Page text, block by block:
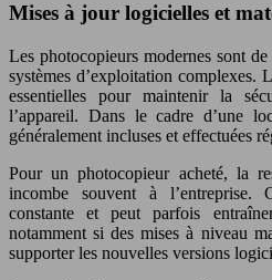
Mises à jour logicielles et
Les photocopieurs modernes sont
systèmes d’exploitation complexes.
essentielles pour maintenir la
l’appareil. Dans le cadre d’une
généralement incluses et effectuées
Pour un photocopieur acheté, la
incombe souvent à l’entreprise.
constante et peut parfois
notamment si des mises à niveau
supporter les nouvelles versions